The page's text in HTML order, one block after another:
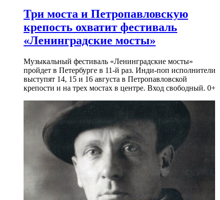
Три моста и Петропавловскую
крепость охватит фестиваль
«Ленинградские мосты»
Музыкальный фестиваль «Ленинградские мосты»
пройдет в Петербурге в 11-й раз. Инди-поп исполнители
выступят 14, 15 и 16 августа в Петропавловской
крепости и на трех мостах в центре. Вход свободный. 0+